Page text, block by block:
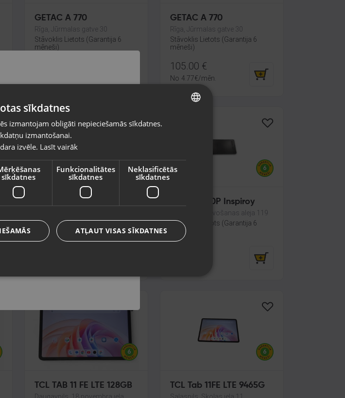
GETAC A 770
Rīga, Jūrmalas gatve 30
Stāvoklis Lietots (Garantija 6
mēneši)
GETAC A 770
Rīga, Jūrmalas gatve 30
Stāvoklis Lietots (Garantija 6
mēneši)
105.00 €
No 4.77€/mēn.
Stāvoklis Lietots (Garantija 6
mēneši)
Huion H950P Inspiroy
Rēzekne, Atbrīvošanas aleja 119
Stāvoklis Lietots (Garantija 6
mēneši)
TCL TAB 11 FE LTE 128GB TCL Tab 11FE LTE 9465G
izvēlētajā valodā
sīkdatnes
izmantojam obligāti nepieciešamās sīkdatnes.
izmantošanai.
izvēle. Lasīt vairāk
sīkdatnes
Funkcionalitātes
sīkdatnes
Neklasificētās
sīkdatnes
ATĻAUT VISAS SĪKDATNES